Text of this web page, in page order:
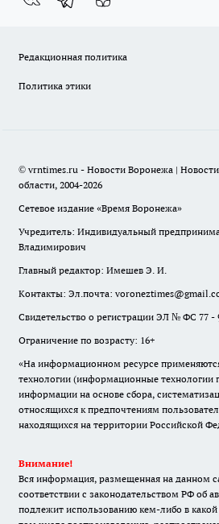
Редакционная политика
Политика этики
© vrntimes.ru - Новости Воронежа |
области, 2004-2026
Сетевое издание «Время Воронежа»
Учредитель: Индивидуальный
Владимирович
Главный редактор: Имешев Э. И.
Контакты: Эл.почта:
Свидетельство о регистрации ЭЛ № ФС 77 -
Ограничение по возрасту: 16+
«На информационном ресурсе
технологии (информационные технологии
информации на основе сбора,
относящихся к предпочтениям
находящихся на территории Российской
Внимание!
Вся информация, размещенная на данном
соответствии с законодательством РФ об
подлежит использованию кем-либо в